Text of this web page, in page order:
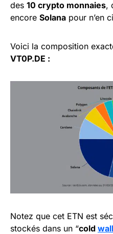
des 10 crypto monnaies,
encore Solana pour n’en
Voici la composition
VT0P.DE :
Notez que cet ETN est
stockés dans un “cold